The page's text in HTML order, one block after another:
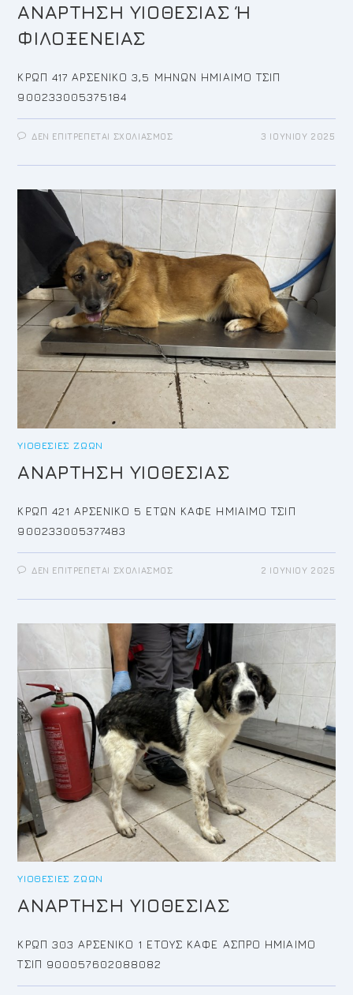
ΑΝΑΡΤΗΣΗ ΥΙΟΘΕΣΙΑΣ Ή
ΦΙΛΟΞΕΝΕΙΑΣ
ΚΡΩΠ 417 ΑΡΣΕΝΙΚΟ 3,5 ΜΗΝΩΝ ΗΜΙΑΙΜΟ ΤΣΙΠ
900233005375184
ΔΕΝ ΕΠΙΤΡΈΠΕΤΑΙ ΣΧΟΛΙΑΣΜΌΣΣΤΟ
Ή Φ
3 ΙΟΥΝΊΟΥ 2025
ΥΙΟΘΕΣΊΕΣ ΖΏΩΝ
ΑΝΑΡΤΗΣΗ ΥΙΟΘΕΣΙΑΣ
ΚΡΩΠ 421 ΑΡΣΕΝΙΚΟ 5 ΕΤΩΝ ΚΑΦΕ ΗΜΙΑΙΜΟ ΤΣΙΠ
900233005377483
ΔΕΝ ΕΠΙΤΡΈΠΕΤΑΙ ΣΧΟΛΙΑΣΜΌΣΣΤΟ 2 ΙΟΥΝΊΟΥ 2025
ΥΙΟΘΕΣΊΕΣ ΖΏΩΝ
ΑΝΑΡΤΗΣΗ ΥΙΟΘΕΣΙΑΣ
ΚΡΩΠ 303 ΑΡΣΕΝΙΚΟ 1 ΕΤΟΥΣ ΚΑΦΕ ΑΣΠΡΟ ΗΜΙΑΙΜΟ
ΤΣΙΠ 900057602088082